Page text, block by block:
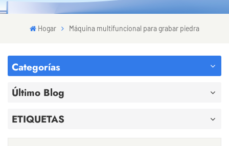
Hogar Máquina multifuncional para grabar piedra
Categorías
Último Blog
ETIQUETAS